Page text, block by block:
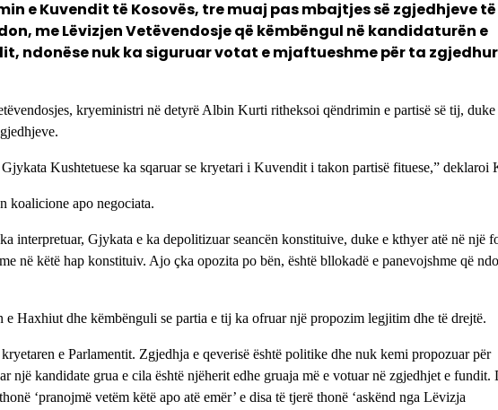
e Kuvendit të Kosovës, tre muaj pas mbajtjes së zgjedhjeve të
me Lëvizjen Vetëvendosje që këmbëngul në kandidaturën e
ndonëse nuk ka siguruar votat e mjaftueshme për ta
kryeministri në detyrë Albin Kurti ritheksoi qëndrimin e partisë së tij, duke
Kushtetuese ka sqaruar se kryetari i Kuvendit i takon partisë fituese,” deklaroi
koalicione apo negociata.
interpretuar, Gjykata e ka depolitizuar seancën konstituive, duke e kthyer atë në një
në këtë hap konstituiv. Ajo çka opozita po bën, është bllokadë e panevojshme që
Haxhiut dhe këmbënguli se partia e tij ka ofruar një propozim legjitim dhe të drejtë.
e Parlamentit. Zgjedhja e qeverisë është politike dhe nuk kemi propozuar për
një kandidate grua e cila është njëherit edhe gruaja më e votuar në zgjedhjet e fundit.
‘pranojmë vetëm këtë apo atë emër’ e disa të tjerë thonë ‘askënd nga Lëvizja